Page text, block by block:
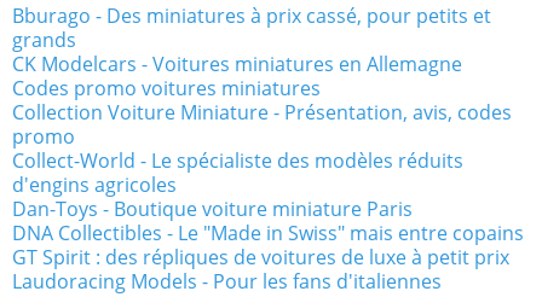
Bburago - Des miniatures à prix cassé, pour petits et
grands
CK Modelcars - Voitures miniatures en Allemagne
Codes promo voitures miniatures
Collection Voiture Miniature - Présentation, avis, codes
promo
Collect-World - Le spécialiste des modèles réduits
d'engins agricoles
Dan-Toys - Boutique voiture miniature Paris
DNA Collectibles - Le "Made in Swiss" mais entre copains
GT Spirit : des répliques de voitures de luxe à petit prix
Laudoracing Models - Pour les fans d'italiennes